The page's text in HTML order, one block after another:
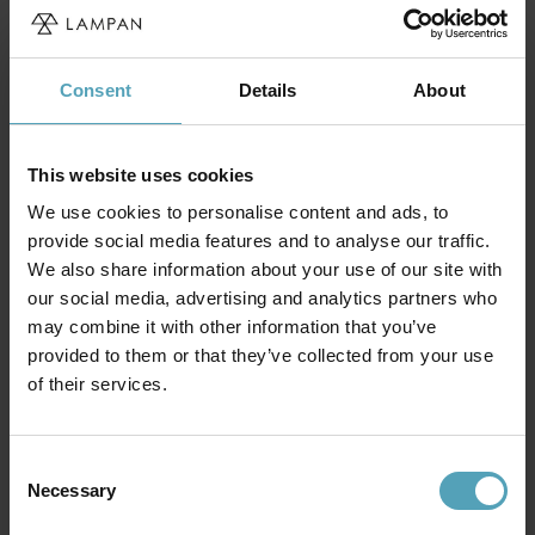
Consent Details About
This website uses cookies
We use cookies to personalise content and ads, to
provide social media features and to analyse our traffic.
We also share information about your use of our site with
our social media, advertising and analytics partners who
may combine it with other information that you’ve
provided to them or that they’ve collected from your use
of their services.
Selection
Necessary
PRISMATCH